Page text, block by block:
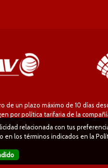
un plazo máximo de 10 días
por política tarifaria de la
relacionada con tus
en los términos indicados en la